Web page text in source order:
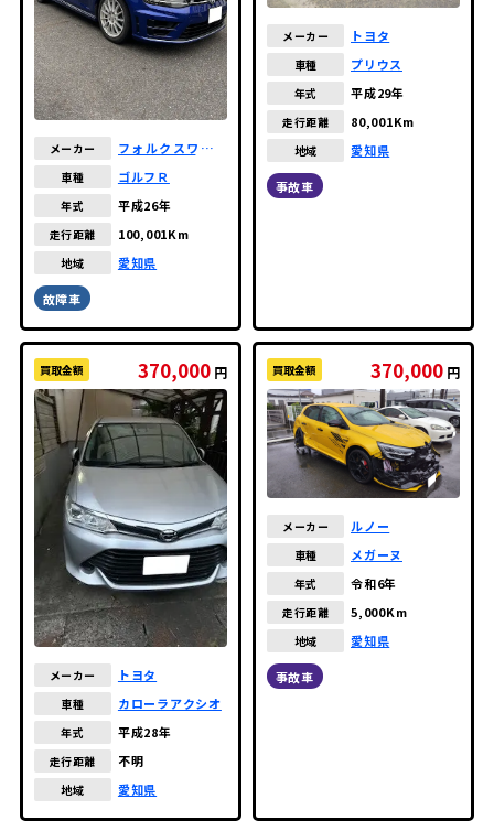
メーカー
フォルクスワーゲ
車種 ゴルフＲ
年式 平成26年
走行距離 100,001Km
地域 愛知県
故障車
メーカー トヨタ
車種 プリウス
年式 平成29年
走行距離 80,001Km
地域 愛知県
事故車
買取金額 370,000 円
メーカー トヨタ
車種 カローラアクシオ
年式 平成28年
走行距離 不明
地域 愛知県
買取金額 370,000 円
メーカー ルノー
車種 メガーヌ
年式 令和6年
走行距離 5,000Km
地域 愛知県
事故車